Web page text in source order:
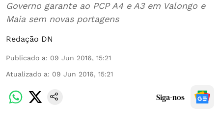
Governo garante ao PCP A4 e A3 em Valongo e
Maia sem novas portagens
Redação DN
Publicado a: 09 Jun 2016, 15:21
Atualizado a: 09 Jun 2016, 15:21
Siga-nos